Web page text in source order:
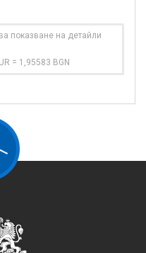
показване на детайли
= 1,95583 BGN